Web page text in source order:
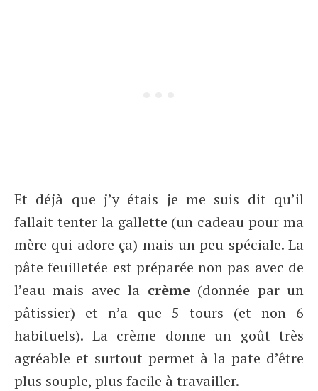
Et déjà que j’y étais je me suis dit qu’il
fallait tenter la gallette (un cadeau pour ma
mère qui adore ça) mais un peu spéciale. La
pâte feuilletée est préparée non pas avec de
l’eau mais avec la crème(donnée par un
pâtissier) et n’a que 5 tours (et non 6
habituels). La crème donne un goût très
agréable et surtout permet à la pate d’être
plus souple, plus facile à travailler.